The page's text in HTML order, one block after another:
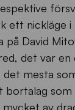
ett nickläge i
David
det var en
det mesta
bortalag
mycket av